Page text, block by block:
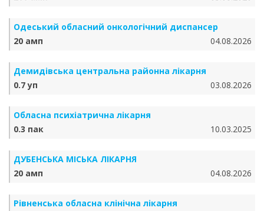
Одеський обласний онкологічний диспансер
20 амп
04.08.2026
Демидівська центральна районна лікарня
0.7 уп
03.08.2026
Обласна психіатрична лікарня
0.3 пак
10.03.2025
ДУБЕНСЬКА МІСЬКА ЛІКАРНЯ
20 амп
04.08.2026
Рівненська обласна клінічна лікарня